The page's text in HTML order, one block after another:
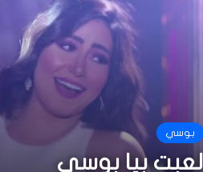
بوسي
بيا بوسي